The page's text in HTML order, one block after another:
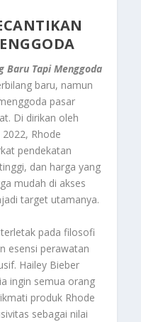
Baru Tapi Menggoda
baru, namun
pasar
Di dirikan oleh
Rhode
pendekatan
dan harga yang
mudah di akses
target utamanya.
pada filosofi
esensi perawatan
Hailey Bieber
ingin semua orang
produk Rhode
sebagai nilai